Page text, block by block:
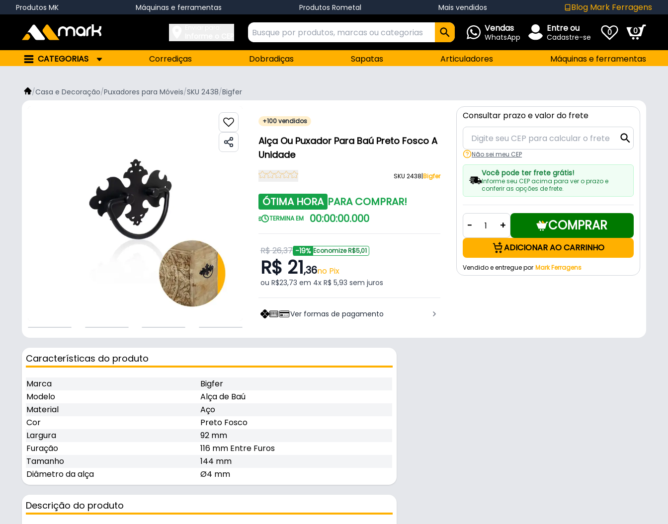
Produtos MK Máquinas e ferramentas Produtos Rometal Mais vendidos Blog Mark Ferragens
Vendas
WhatsApp
Entre ou
Cadastre-se 0 0
CATEGORIAS Corrediças Dobradiças Sapatas Articuladores Máquinas e ferramentas
/Casa e Decoração/Puxadores para Móveis/SKU 2438/Bigfer
+100 vendidos
Alça Ou Puxador Para Baú Preto Fosco A
Unidade
SKU 2438|Bigfer
ÓTIMA HORA PARA COMPRAR!
TERMINA EM 00:00:00.000
R$ 26,37 -19% Economize R$5,01
R$ 21,36no Pix
ou R$23,73 em 4x R$ 5,93 sem juros
Ver formas de pagamento
Consultar prazo e valor do frete
Não sei meu CEP
Você pode ter frete grátis!
Informe seu CEP acima para ver o prazo e
conferir as opções de frete.
- + COMPRAR
ADICIONAR AO CARRINHO
Vendido e entregue por Mark Ferragens
Características do produto
Marca
Bigfer
Modelo
Alça de Baú
Material
Aço
Cor
Preto Fosco
Largura
92 mm
Furação
116 mm Entre Furos
Tamanho
144 mm
Diâmetro da alça
Ø4 mm
Descrição do produto